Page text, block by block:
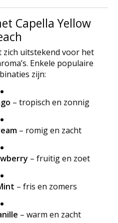
Capella Yellow
zich uitstekend voor het
Enkele populaire
zijn:
– tropisch en zonnig
– romig en zacht
– fruitig en zoet
– fris en zomers
– warm en zacht